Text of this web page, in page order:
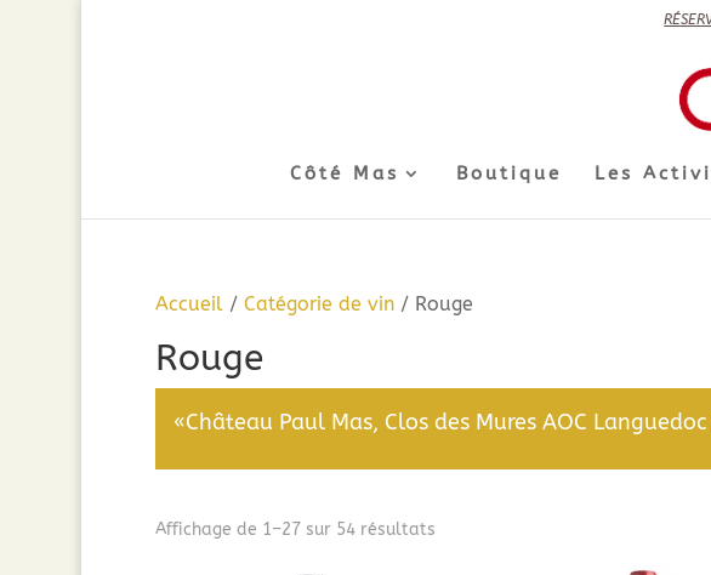
Côté Mas Boutique Les
Accueil/ Catégorie de vin/ Rouge
Rouge
«Château Paul Mas, Clos des Mures AOC
Affichage de 1–27 sur 54 résultatsTrié